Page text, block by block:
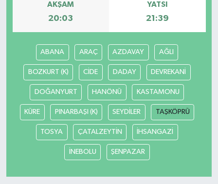
AKŞAM
20:03
YATSI
21:39
ABANA ARAÇ AZDAVAY AĞLI
BOZKURT (K) CİDE DADAY DEVREKANİ
DOĞANYURT HANÖNÜ KASTAMONU
KÜRE PINARBAŞI (K) SEYDİLER TAŞKÖPRÜ
TOSYA ÇATALZEYTİN İHSANGAZİ
İNEBOLU ŞENPAZAR